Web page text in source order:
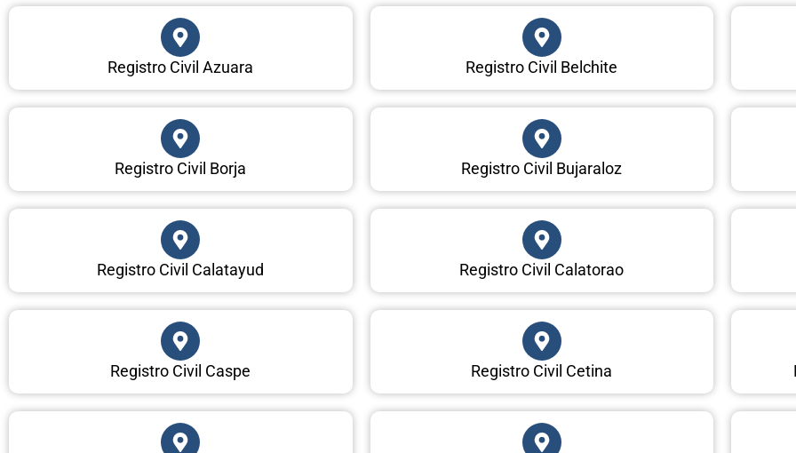
Registro Civil Azuara Registro Civil Belchite
Registro Civil Borja Registro Civil Bujaraloz
Registro Civil Calatayud Registro Civil Calatorao
Registro Civil Caspe Registro Civil Cetina